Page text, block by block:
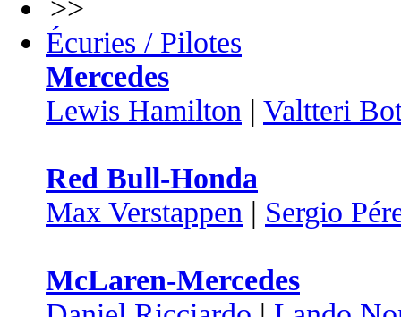
>>
Écuries / Pilotes
Mercedes
Lewis Hamilton | Valtteri
Red Bull-Honda
Max Verstappen | Sergio
McLaren-Mercedes